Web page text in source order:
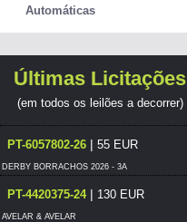
Automáticas
Últimas Licitações
(em todos os leilões a decorrer)
PT-6057802-26 | 55 EUR
DERBY BORRACHOS 2026 - 3A
PT-4420375-24| 130 EUR
AVELAR & AVELAR